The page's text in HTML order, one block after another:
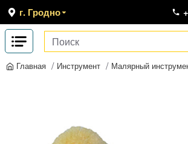
г. Гродно
Главная Инструмент Малярный